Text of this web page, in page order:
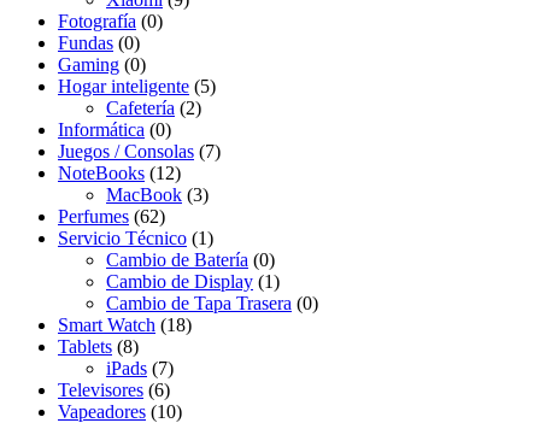
Fotografía (0)
Fundas (0)
Gaming (0)
Hogar inteligente (5)
Cafetería (2)
Informática (0)
Juegos / Consolas (7)
NoteBooks (12)
MacBook (3)
Perfumes (62)
Servicio Técnico (1)
Cambio de Batería (0)
Cambio de Display (1)
Cambio de Tapa Trasera (0)
Smart Watch (18)
Tablets (8)
iPads (7)
Televisores (6)
Vapeadores (10)